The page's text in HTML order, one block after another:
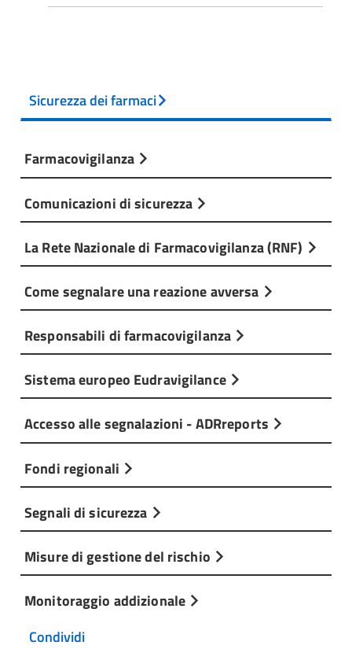
Sicurezza dei farmaci
Farmacovigilanza
Comunicazioni di sicurezza
La Rete Nazionale di Farmacovigilanza (RNF)
Come segnalare una reazione avversa
Responsabili di farmacovigilanza
Sistema europeo Eudravigilance
Accesso alle segnalazioni - ADRreports
Fondi regionali
Segnali di sicurezza
Misure di gestione del rischio
Monitoraggio addizionale
Condividi